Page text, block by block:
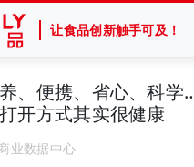
让食品创新触手可及！
、便携、省心、科
开方式其实很健康
业数据中心